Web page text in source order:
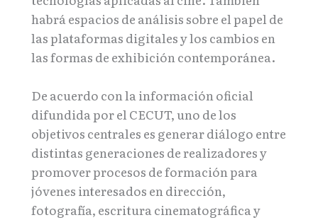
habrá espacios de análisis sobre el papel de
las plataformas digitales y los cambios en
las formas de exhibición contemporánea.
De acuerdo con la información oficial
difundida por el CECUT, uno de los
objetivos centrales es generar diálogo entre
distintas generaciones de realizadores y
promover procesos de formación para
jóvenes interesados en dirección,
fotografía, escritura cinematográfica y